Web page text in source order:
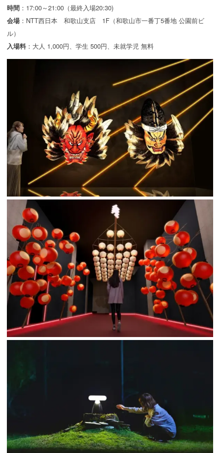
時間 ：17:00～21:00（最終入場20:30)
会場 ：NTT西日本 和歌山支店 1F（和歌山市一番丁5番地 公園前ビ
ル）
入場料：大人 1,000円、学生 500円、未就学児 無料